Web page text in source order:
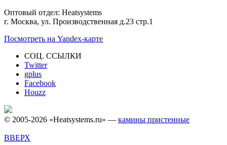
Оптовый отдел: Heatsystems
г. Москва, ул. Производственная д.23 стр.1
Посмотреть на Yandex-карте
СОЦ. ССЫЛКИ
Twitter
gplus
Facebook
Houzz
© 2005-2026 «Heatsystems.ru» — камины пристенные
ВВЕРХ